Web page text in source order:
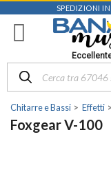
SPEDIZIONI
Chitarre e Bassi Effetti
Foxgear V-100